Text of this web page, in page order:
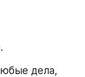
дела,